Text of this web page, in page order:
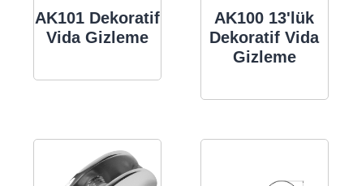
AK101 Dekoratif
Vida Gizleme
AK100 13'lük
Dekoratif Vida
Gizleme